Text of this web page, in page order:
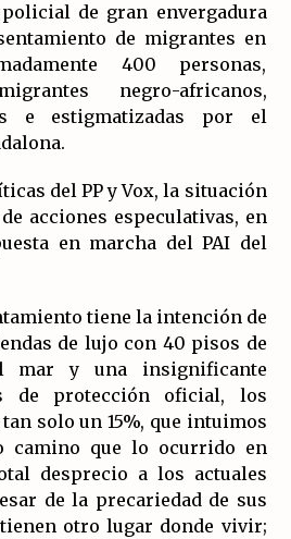
de gran envergadura
de migrantes en
400 personas,
negro-africanos,
e estigmatizadas por el
del PP y Vox, la situación
acciones especulativas, en
en marcha del PAI del
tiene la intención de
de lujo con 40 pisos de
mar y una insignificante
de protección oficial, los
solo un 15%, que intuimos
camino que lo ocurrido en
desprecio a los actuales
de la precariedad de sus
otro lugar donde vivir;